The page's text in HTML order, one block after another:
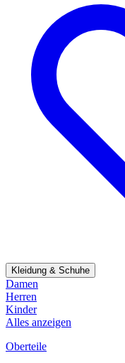
Kleidung & Schuhe
Damen
Herren
Kinder
Alles anzeigen
Oberteile